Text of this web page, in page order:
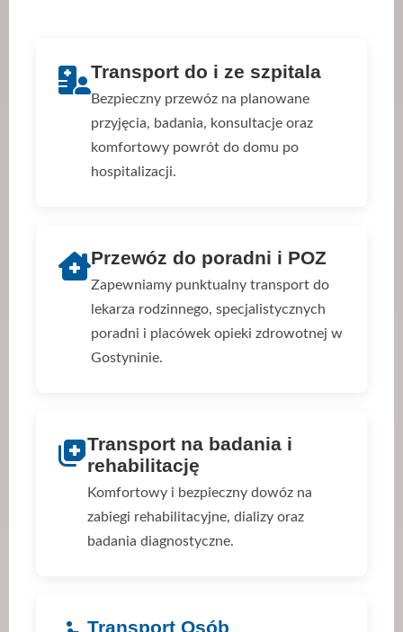
Transport do i ze szpitala
Bezpieczny przewóz na planowane
przyjęcia, badania, konsultacje oraz
komfortowy powrót do domu po
hospitalizacji.
Przewóz do poradni i POZ
Zapewniamy punktualny transport do
lekarza rodzinnego, specjalistycznych
poradni i placówek opieki zdrowotnej w
Gostyninie.
Transport na badania i
rehabilitację
Komfortowy i bezpieczny dowóz na
zabiegi rehabilitacyjne, dializy oraz
badania diagnostyczne.
Transport Osób